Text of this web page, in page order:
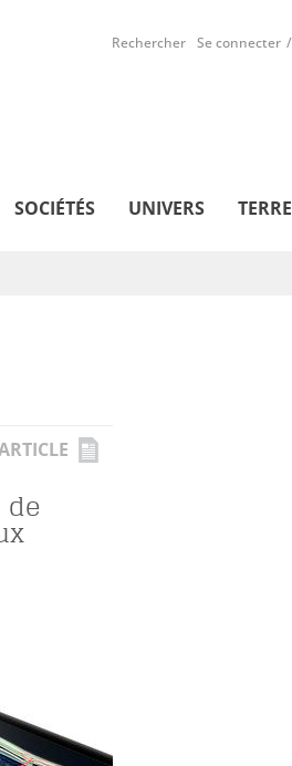
Rechercher Se connecter
SOCIÉTÉS UNIVERS TERRE
de